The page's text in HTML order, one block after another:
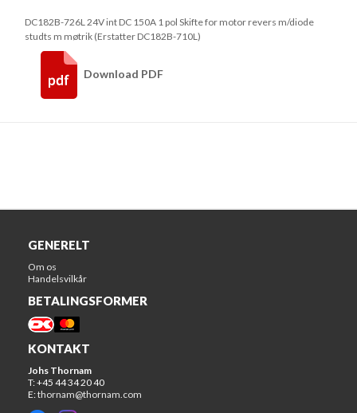
DC182B-726L 24V int DC 150A 1 pol Skifte for motor revers m/diode
studts m møtrik (Erstatter DC182B-710L)
Download PDF
GENERELT
Om os
Handelsvilkår
BETALINGSFORMER
KONTAKT
Johs Thornam
T: +45 44 34 20 40
E:thornam@thornam.com